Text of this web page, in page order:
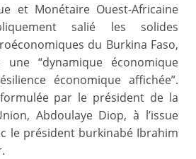
et Monétaire Ouest-Africaine
salié les solides
du Burkina Faso,
“dynamique économique
économique affichée”.
par le président de la
Abdoulaye Diop, à l’issue
le président burkinabé Ibrahim